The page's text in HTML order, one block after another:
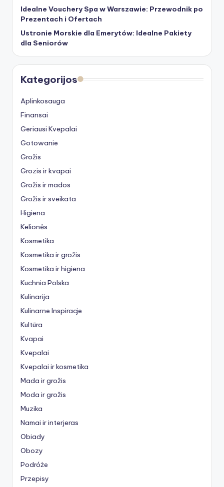
Idealne Vouchery Spa w Warszawie: Przewodnik po
Prezentach i Ofertach
Ustronie Morskie dla Emerytów: Idealne Pakiety
dla Seniorów
Kategorijos
Aplinkosauga
Finansai
Geriausi Kvepalai
Gotowanie
Grožis
Grozis ir kvapai
Grožis ir mados
Grožis ir sveikata
Higiena
Kelionės
Kosmetika
Kosmetika ir grožis
Kosmetika ir higiena
Kuchnia Polska
Kulinarija
Kulinarne Inspiracje
Kultūra
Kvapai
Kvepalai
Kvepalai ir kosmetika
Mada ir grožis
Moda ir grožis
Muzika
Namai ir interjeras
Obiady
Obozy
Podróże
Przepisy